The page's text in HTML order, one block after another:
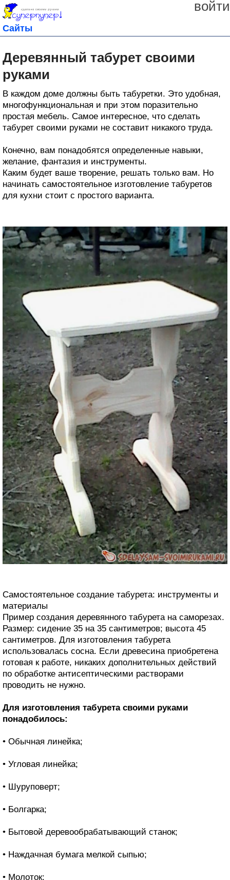
войти
Сайты
Деревянный табурет своими
руками
В каждом доме должны быть табуретки. Это удобная,
многофункциональная и при этом поразительно
простая мебель. Самое интересное, что сделать
табурет своими руками не составит никакого труда.
Конечно, вам понадобятся определенные навыки,
желание, фантазия и инструменты.
Каким будет ваше творение, решать только вам. Но
начинать самостоятельное изготовление табуретов
для кухни стоит с простого варианта.
Самостоятельное создание табурета: инструменты и
материалы
Пример создания деревянного табурета на саморезах.
Размер: сидение 35 на 35 сантиметров; высота 45
сантиметров. Для изготовления табурета
использовалась сосна. Если древесина приобретена
готовая к работе, никаких дополнительных действий
по обработке антисептическими растворами
проводить не нужно.
Для изготовления табурета своими руками
понадобилось:
• Обычная линейка;
• Угловая линейка;
• Шуруповерт;
• Болгарка;
• Бытовой деревообрабатывающий станок;
• Наждачная бумага мелкой сыпью;
• Молоток;